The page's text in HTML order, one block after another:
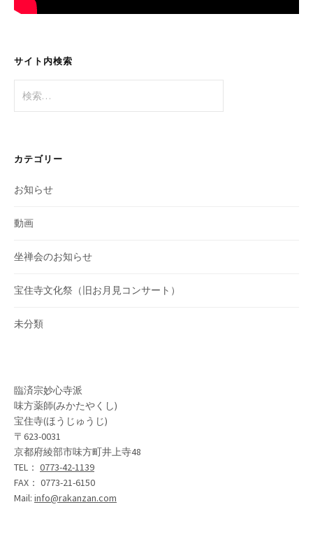
サイト内検索
索:
カテゴリー
お知らせ
動画
坐禅会のお知らせ
宝住寺文化祭（旧お月見コンサート）
未分類
臨済宗妙心寺派
味方薬師(みかたやくし)
宝住寺(ほうじゅうじ)
〒623-0031
京都府綾部市味方町井上寺48
TEL： 0773-42-1139
FAX： 0773-21-6150
Mail: info@rakanzan.com